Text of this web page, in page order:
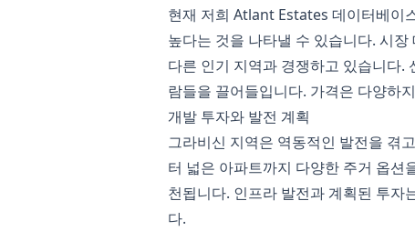
현재 저희 Atlant Estates 데이터베이
높다는 것을 나타낼 수 있습니다. 시
다른 인기 지역과 경쟁하고 있습니다.
람들을 끌어들입니다. 가격은 다양하
개발 투자와 발전 계획
그라비신 지역은 역동적인 발전을 겪
터 넓은 아파트까지 다양한 주거 옵션
천됩니다. 인프라 발전과 계획된 투자
다.